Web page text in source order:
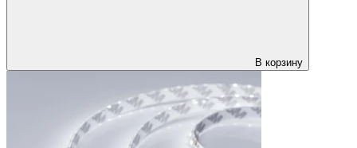
В корзину